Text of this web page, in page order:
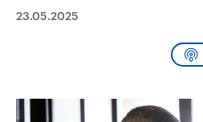
23.05.2025